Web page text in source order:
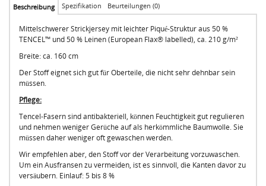
Beschreibung Spezifikation Beurteilungen (0)
Mittelschwerer Strickjersey mit leichter Piqué-Struktur aus 50 %
TENCEL™ und 50 % Leinen (European Flax® labelled), ca. 210 g/m²
Breite: ca. 160 cm
Der Stoff eignet sich gut für Oberteile, die nicht sehr dehnbar sein
müssen.
Pflege:
Tencel-Fasern sind antibakteriell, können Feuchtigkeit gut regulieren
und nehmen weniger Gerüche auf als herkömmliche Baumwolle. Sie
müssen daher weniger oft gewaschen werden.
Wir empfehlen aber, den Stoff vor der Verarbeitung vorzuwaschen.
Um ein Ausfransen zu vermeiden, ist es sinnvoll, die Kanten davor zu
versäubern. Einlauf: 5 bis 8 %